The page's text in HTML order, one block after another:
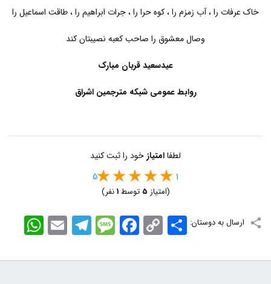
خاک عرفات را ، آب زمزم را ، کوه حرا را ، جرات ابراهیم را ، طاقت اسماعیل را
​وصال معشوق را صاحب کعبه نصیبتان کند
عیدسعید قربان مبارک
روابط عمومی شبکه مترجمین اشراق
لطفاامتیاز خود را ثبت کنید
1
5
(امتیاز 5 توسط1نفر)
ارسال به دوستان: WhatsApp EmailTelegramMessageFacebook Copy
Link
اشتراک